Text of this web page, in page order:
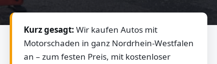
Kurz gesagt: Wir kaufen Autos mit
Motorschaden in ganz Nordrhein-Westfalen
an – zum festen Preis, mit kostenloser